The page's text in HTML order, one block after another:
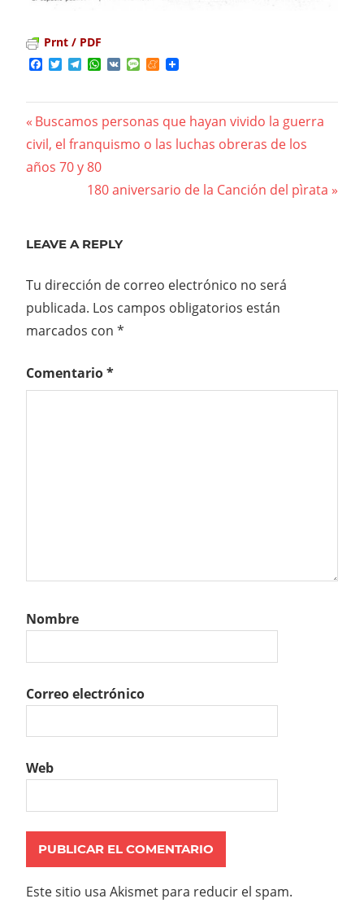
Prnt / PDF
Facebook
TwitterTelegram
WhatsApp
VK MessageMeneame
Navegación
de
Previous
Post:
Buscamos personas que hayan vivido la guerra
civil, el franquismo o las luchas obreras de los
años 70 y 80
Next
180 aniversario de la Canción del pìrata
LEAVE A REPLY
Tu dirección de correo electrónico no será
publicada. Los campos obligatorios están
marcados con *
Comentario*
Nombre
Correo electrónico
Web
Este sitio usa Akismet para reducir el spam.